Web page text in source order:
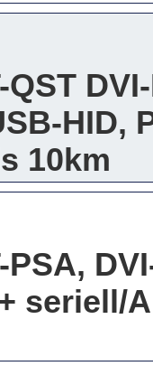
QST
HID,
10km
PSA,
seriell/